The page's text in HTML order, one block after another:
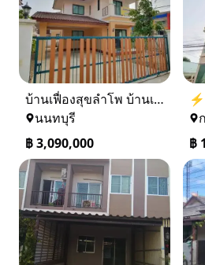
บ้านเฟื่องสุขลำโพ บ้านเดี่ยวสร้างใหม่ บางบัวทอง
นนทบุรี
฿3,090,000
฿